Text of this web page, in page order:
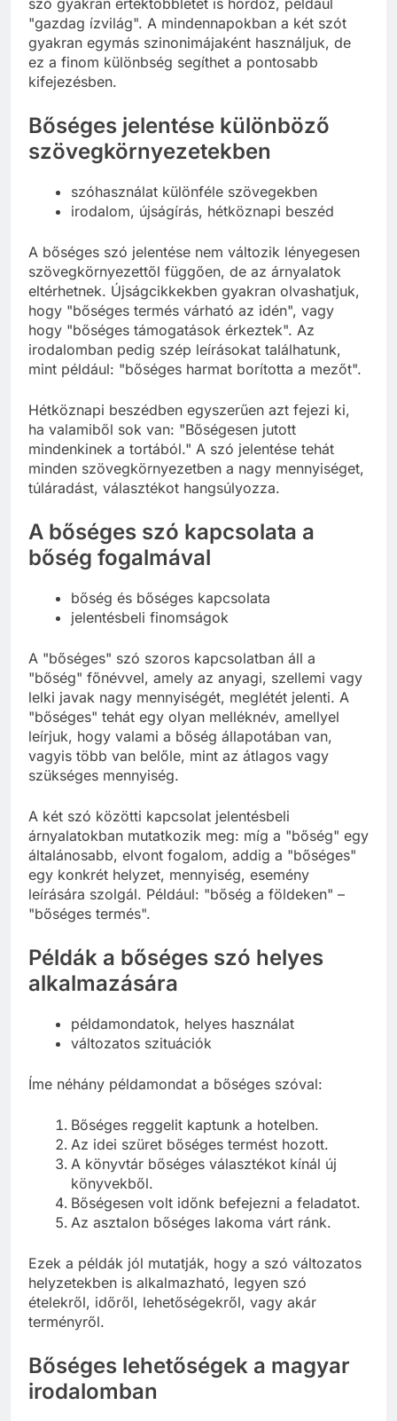
szó gyakran értéktöbbletet is hordoz, például
"gazdag ízvilág". A mindennapokban a két szót
gyakran egymás szinonimájaként használjuk, de
ez a finom különbség segíthet a pontosabb
kifejezésben.
Bőséges jelentése különböző
szövegkörnyezetekben
szóhasználat különféle szövegekben
irodalom, újságírás, hétköznapi beszéd
A bőséges szó jelentése nem változik lényegesen
szövegkörnyezettől függően, de az árnyalatok
eltérhetnek. Újságcikkekben gyakran olvashatjuk,
hogy "bőséges termés várható az idén", vagy
hogy "bőséges támogatások érkeztek". Az
irodalomban pedig szép leírásokat találhatunk,
mint például: "bőséges harmat borította a mezőt".
Hétköznapi beszédben egyszerűen azt fejezi ki,
ha valamiből sok van: "Bőségesen jutott
mindenkinek a tortából." A szó jelentése tehát
minden szövegkörnyezetben a nagy mennyiséget,
túláradást, választékot hangsúlyozza.
A bőséges szó kapcsolata a
bőség fogalmával
bőség és bőséges kapcsolata
jelentésbeli finomságok
A "bőséges" szó szoros kapcsolatban áll a
"bőség" főnévvel, amely az anyagi, szellemi vagy
lelki javak nagy mennyiségét, meglétét jelenti. A
"bőséges" tehát egy olyan melléknév, amellyel
leírjuk, hogy valami a bőség állapotában van,
vagyis több van belőle, mint az átlagos vagy
szükséges mennyiség.
A két szó közötti kapcsolat jelentésbeli
árnyalatokban mutatkozik meg: míg a "bőség" egy
általánosabb, elvont fogalom, addig a "bőséges"
egy konkrét helyzet, mennyiség, esemény
leírására szolgál. Például: "bőség a földeken" –
"bőséges termés".
Példák a bőséges szó helyes
alkalmazására
példamondatok, helyes használat
változatos szituációk
Íme néhány példamondat a bőséges szóval:
Bőséges reggelit kaptunk a hotelben.
Az idei szüret bőséges termést hozott.
A könyvtár bőséges választékot kínál új
könyvekből.
Bőségesen volt időnk befejezni a feladatot.
Az asztalon bőséges lakoma várt ránk.
Ezek a példák jól mutatják, hogy a szó változatos
helyzetekben is alkalmazható, legyen szó
ételekről, időről, lehetőségekről, vagy akár
terményről.
Bőséges lehetőségek a magyar
irodalomban